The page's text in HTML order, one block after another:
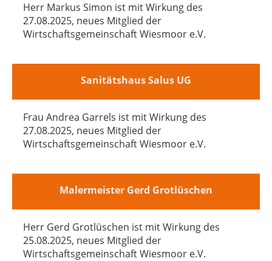
Herr Markus Simon ist mit Wirkung des
27.08.2025, neues Mitglied der
Wirtschaftsgemeinschaft Wiesmoor e.V.
Sanitätshaus Salus UG
Frau Andrea Garrels ist mit Wirkung des
27.08.2025, neues Mitglied der
Wirtschaftsgemeinschaft Wiesmoor e.V.
Malermeister Gerd Grotlüschen
Herr Gerd Grotlüschen ist mit Wirkung des
25.08.2025, neues Mitglied der
Wirtschaftsgemeinschaft Wiesmoor e.V.